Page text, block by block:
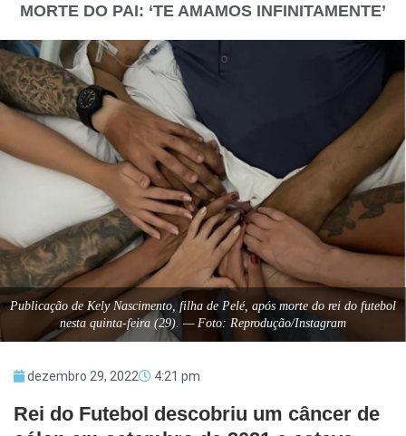
MORTE DO PAI: ‘TE AMAMOS INFINITAMENTE’
Publicação de Kely Nascimento, filha de Pelé, após morte do rei do futebol
nesta quinta-feira (29). — Foto: Reprodução/Instagram
dezembro 29, 2022 4:21 pm
Rei do Futebol descobriu um câncer de